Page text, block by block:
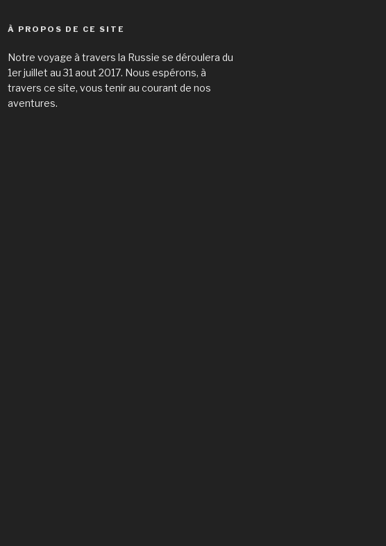
À PROPOS DE CE SITE
Notre voyage à travers la Russie se déroulera du
1er juillet au 31 aout 2017. Nous espérons, à
travers ce site, vous tenir au courant de nos
aventures.